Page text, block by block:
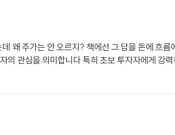
왜 주가는 안 오르지? 책에선 그 답을 돈에 흐름
의 관심을 의미합니다 특히 초보 투자자에게 강